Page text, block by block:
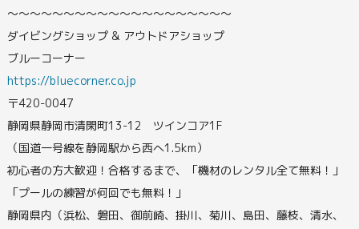
〜〜〜〜〜〜〜〜〜〜〜〜〜〜〜〜〜〜〜〜
ダイビングショップ & アウトドアショップ
ブルーコーナー
https://bluecorner.co.jp
〒420-0047
静岡県静岡市清閑町13-12 ツインコア1F
（国道一号線を静岡駅から西へ1.5km）
初心者の方大歓迎！合格するまで、「機材のレンタル全て無料！」
「プールの練習が何回でも無料！」
静岡県内（浜松、磐田、御前崎、掛川、菊川、島田、藤枝、清水、